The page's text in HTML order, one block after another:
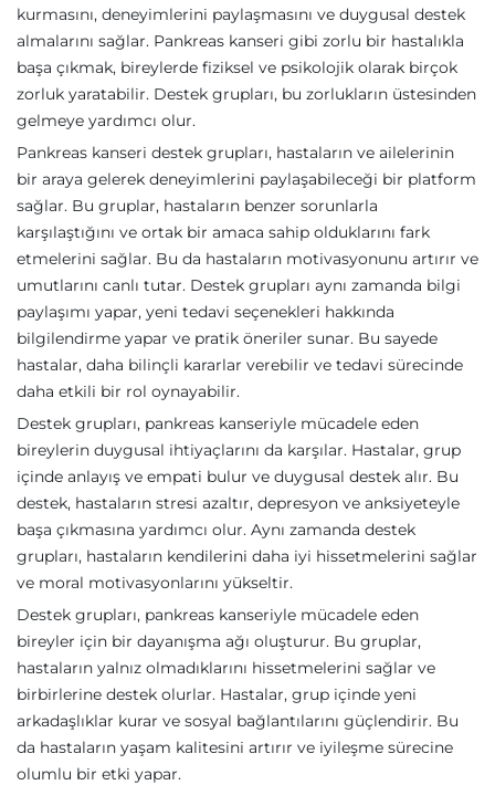
kurmasını, deneyimlerini paylaşmasını ve duygusal destek
almalarını sağlar. Pankreas kanseri gibi zorlu bir hastalıkla
başa çıkmak, bireylerde fiziksel ve psikolojik olarak birçok
zorluk yaratabilir. Destek grupları, bu zorlukların üstesinden
gelmeye yardımcı olur.
Pankreas kanseri destek grupları, hastaların ve ailelerinin
bir araya gelerek deneyimlerini paylaşabileceği bir platform
sağlar. Bu gruplar, hastaların benzer sorunlarla
karşılaştığını ve ortak bir amaca sahip olduklarını fark
etmelerini sağlar. Bu da hastaların motivasyonunu artırır ve
umutlarını canlı tutar. Destek grupları aynı zamanda bilgi
paylaşımı yapar, yeni tedavi seçenekleri hakkında
bilgilendirme yapar ve pratik öneriler sunar. Bu sayede
hastalar, daha bilinçli kararlar verebilir ve tedavi sürecinde
daha etkili bir rol oynayabilir.
Destek grupları, pankreas kanseriyle mücadele eden
bireylerin duygusal ihtiyaçlarını da karşılar. Hastalar, grup
içinde anlayış ve empati bulur ve duygusal destek alır. Bu
destek, hastaların stresi azaltır, depresyon ve anksiyeteyle
başa çıkmasına yardımcı olur. Aynı zamanda destek
grupları, hastaların kendilerini daha iyi hissetmelerini sağlar
ve moral motivasyonlarını yükseltir.
Destek grupları, pankreas kanseriyle mücadele eden
bireyler için bir dayanışma ağı oluşturur. Bu gruplar,
hastaların yalnız olmadıklarını hissetmelerini sağlar ve
birbirlerine destek olurlar. Hastalar, grup içinde yeni
arkadaşlıklar kurar ve sosyal bağlantılarını güçlendirir. Bu
da hastaların yaşam kalitesini artırır ve iyileşme sürecine
olumlu bir etki yapar.